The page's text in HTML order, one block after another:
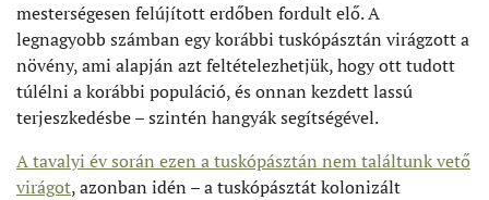
mesterségesen felújított erdőben fordult elő. A
legnagyobb számban egy korábbi tuskópásztán virágzott a
növény, ami alapján azt feltételezhetjük, hogy ott tudott
túlélni a korábbi populáció, és onnan kezdett lassú
terjeszkedésbe – szintén hangyák segítségével.
A tavalyi év során ezen a tuskópásztán nem találtunk vető
virágot, azonban idén – a tuskópásztát kolonizált